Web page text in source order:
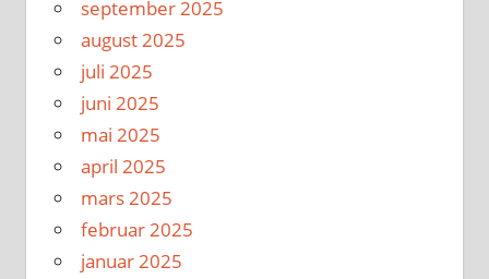
september 2025
august 2025
juli 2025
juni 2025
mai 2025
april 2025
mars 2025
februar 2025
januar 2025